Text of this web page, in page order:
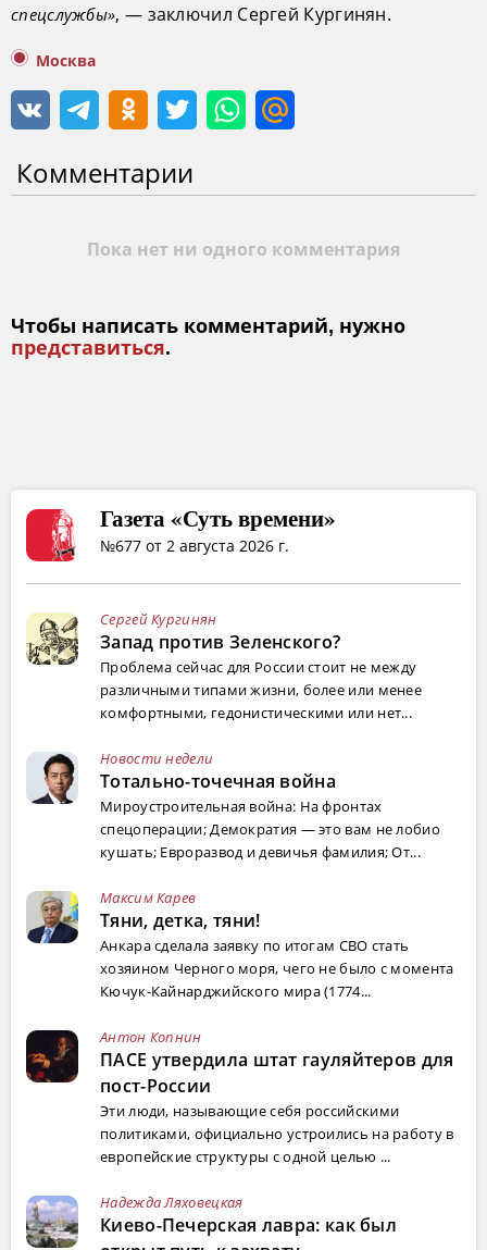
спецслужбы», — заключил Сергей Кургинян.
Москва
Комментарии
Пока нет ни одного комментария
Чтобы написать комментарий, нужно
представиться.
Газета «Суть времени»
№677 от 2 августа 2026 г.
Сергей Кургинян
Запад против Зеленского?
Проблема сейчас для России стоит не между
различными типами жизни, более или менее
комфортными, гедонистическими или нет...
Новости недели
Тотально-точечная война
Мироустроительная война: На фронтах
спецоперации; Демократия — это вам не лобио
кушать; Евроразвод и девичья фамилия; От...
Максим Карев
Тяни, детка, тяни!
Анкара сделала заявку по итогам СВО стать
хозяином Черного моря, чего не было с момента
Кючук-Кайнарджийского мира (1774...
Антон Копнин
ПАСЕ утвердила штат гауляйтеров для
пост-России
Эти люди, называющие себя российскими
политиками, официально устроились на работу в
европейские структуры с одной целью ...
Надежда Ляховецкая
Киево-Печерская лавра: как был